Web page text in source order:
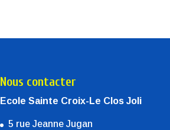
Nous contacter
Ecole Sainte Croix-Le Clos Joli
5 rue Jeanne Jugan